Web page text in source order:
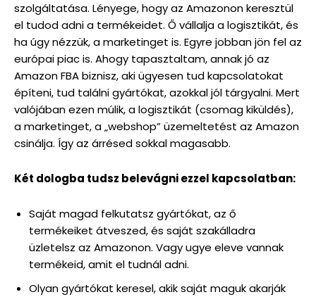
szolgáltatása. Lényege, hogy az Amazonon keresztül
el tudod adni a termékeidet. Ő vállalja a logisztikát, és
ha úgy nézzük, a marketinget is. Egyre jobban jön fel az
európai piac is. Ahogy tapasztaltam, annak jó az
Amazon FBA biznisz, aki ügyesen tud kapcsolatokat
építeni, tud találni gyártókat, azokkal jól tárgyalni. Mert
valójában ezen múlik, a logisztikát (csomag kiküldés),
a marketinget, a „webshop” üzemeltetést az Amazon
csinálja. Így az árrésed sokkal magasabb.
Két dologba tudsz belevágni ezzel kapcsolatban:
Saját magad felkutatsz gyártókat, az ő
termékeiket átveszed, és saját szakálladra
üzletelsz az Amazonon. Vagy ugye eleve vannak
termékeid, amit el tudnál adni.
Olyan gyártókat keresel, akik saját maguk akarják